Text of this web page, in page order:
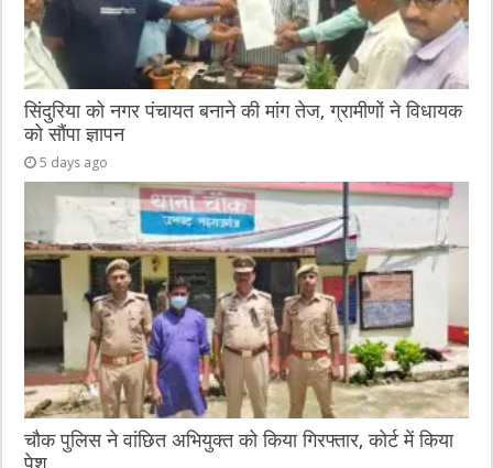
सिंदुरिया को नगर पंचायत बनाने की मांग तेज, ग्रामीणों ने विधायक
को सौंपा ज्ञापन
5 days ago
चौक पुलिस ने वांछित अभियुक्त को किया गिरफ्तार, कोर्ट में किया
पेश